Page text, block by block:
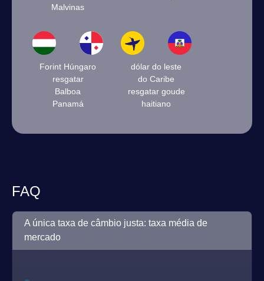
Malvinas
Forint Húngaro
resgatar
Balboa
Panamá
dólar do leste
do Caribe
resgatar goude
haitiano
FAQ
A única taxa de câmbio justa: taxa média de
mercado